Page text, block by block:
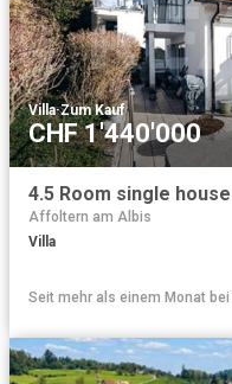
Villa·Zum Kauf
CHF 1'440'000
4.5 Room single house
Affoltern am Albis
Villa
Seit mehr als einem Monat bei